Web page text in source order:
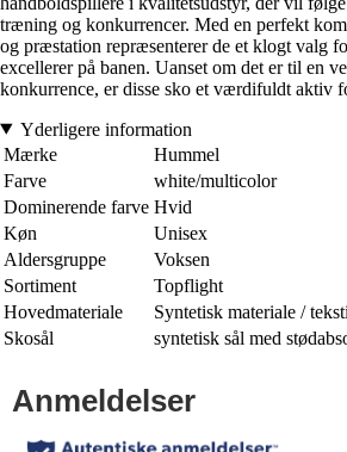
træning og konkurrencer. Med en perfekt
og præstation repræsenterer de et klogt valg
excellerer på banen. Uanset om det er til en
konkurrence, er disse sko et værdifuldt aktiv
Yderligere information
Mærke
Hummel
Farve
white/multicolor
Dominerende farve Hvid
Køn
Unisex
Aldersgruppe
Voksen
Sortiment
Topflight
Hovedmateriale
Syntetisk materiale /
Skosål
syntetisk sål med